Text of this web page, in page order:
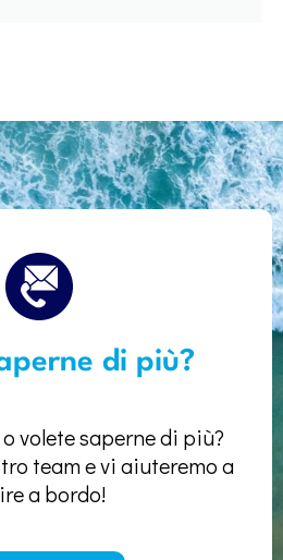
di più?
volete saperne di più?
team e vi aiuteremo a
a bordo!